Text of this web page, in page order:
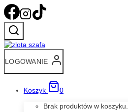
Przejdź
do
treści
LOGOWANIE
Koszyk
0
Brak produktów w koszyku.